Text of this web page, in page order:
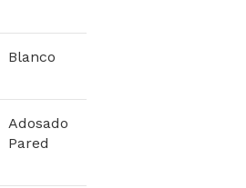
Blanco
Adosado
Pared